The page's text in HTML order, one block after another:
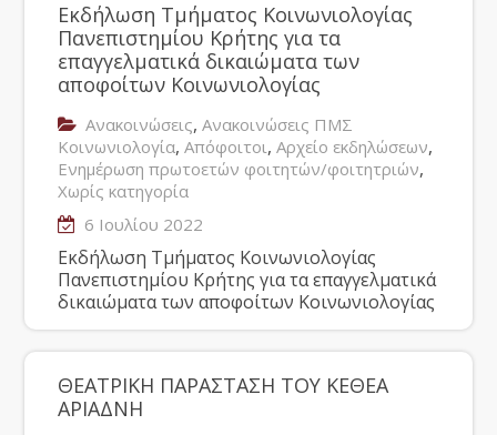
Εκδήλωση Τμήματος Κοινωνιολογίας
Πανεπιστημίου Κρήτης για τα
επαγγελματικά δικαιώματα των
αποφοίτων Kοινωνιολογίας
Ανακοινώσεις,Ανακοινώσεις ΠΜΣ
Κοινωνιολογία,Απόφοιτοι,Αρχείο εκδηλώσεων,
Ενημέρωση πρωτοετών φοιτητών/φοιτητριών,
Χωρίς κατηγορία
6 Ιουλίου 2022
Εκδήλωση Τμήματος Κοινωνιολογίας
Πανεπιστημίου Κρήτης για τα επαγγελματικά
δικαιώματα των αποφοίτων Kοινωνιολογίας
ΘΕΑΤΡΙΚΗ ΠΑΡΑΣΤΑΣΗ ΤΟΥ ΚΕΘΕΑ
ΑΡΙΑΔΝΗ